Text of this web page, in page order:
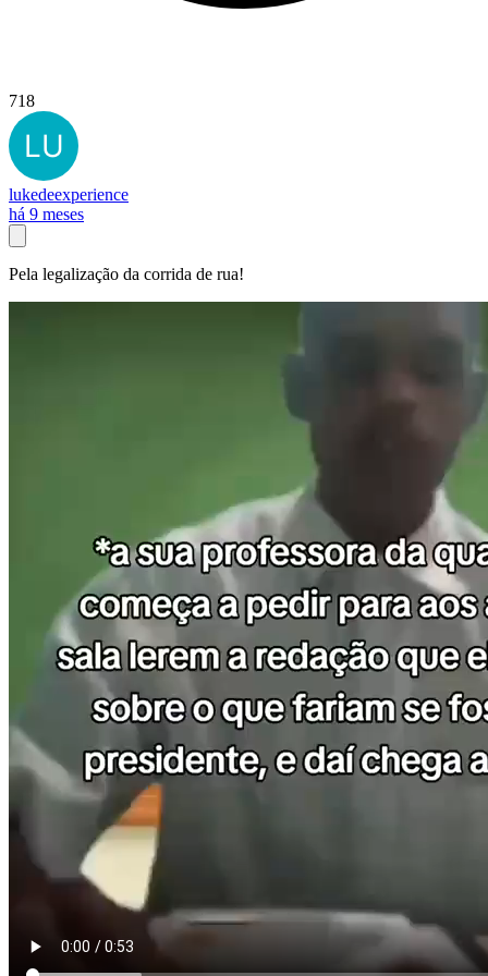
718
lukedeexperience
há 9 meses
Pela legalização da corrida de rua!